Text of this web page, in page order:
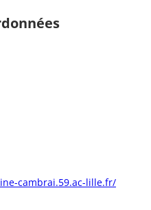
cambrai.59.ac-lille.fr/